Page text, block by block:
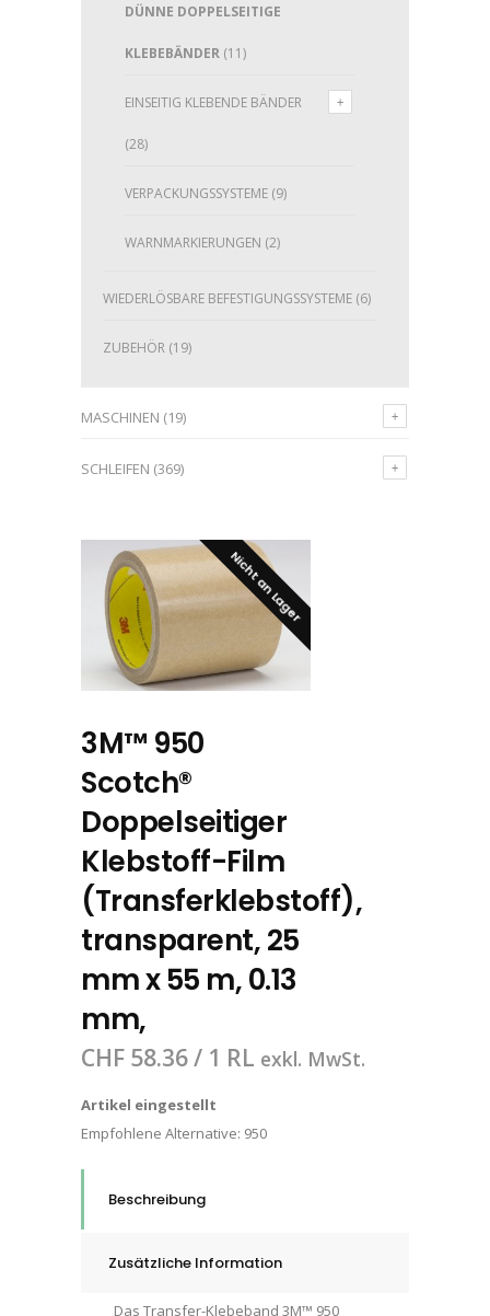
DÜNNE DOPPELSEITIGE
KLEBEBÄNDER (11)
EINSEITIG KLEBENDE BÄNDER
(28)
VERPACKUNGSSYSTEME (9)
WARNMARKIERUNGEN (2)
WIEDERLÖSBARE BEFESTIGUNGSSYSTEME (6)
ZUBEHÖR (19)
MASCHINEN (19)
SCHLEIFEN (369)
Nicht an Lager
3M™ 950
Scotch®
Doppelseitiger
Klebstoff-Film
(Transferklebstoff),
transparent, 25
mm x 55 m, 0.13
mm,
CHF 58.36/ 1 RL exkl. MwSt.
Artikel eingestellt
Empfohlene Alternative: 950
Beschreibung
Zusätzliche Information
Das Transfer-Klebeband 3M™ 950